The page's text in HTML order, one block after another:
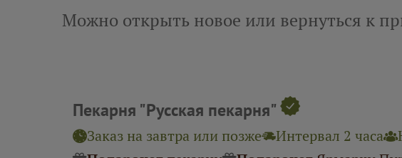
Можно открыть новое или вернуться к
Пекарня "Русская пекарня"
Заказ на завтра или позже Интервал 2 часа